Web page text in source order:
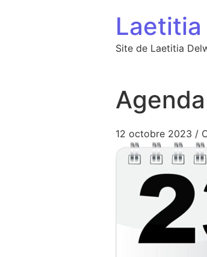
Site de Laetitia
12 octobre 2023 /